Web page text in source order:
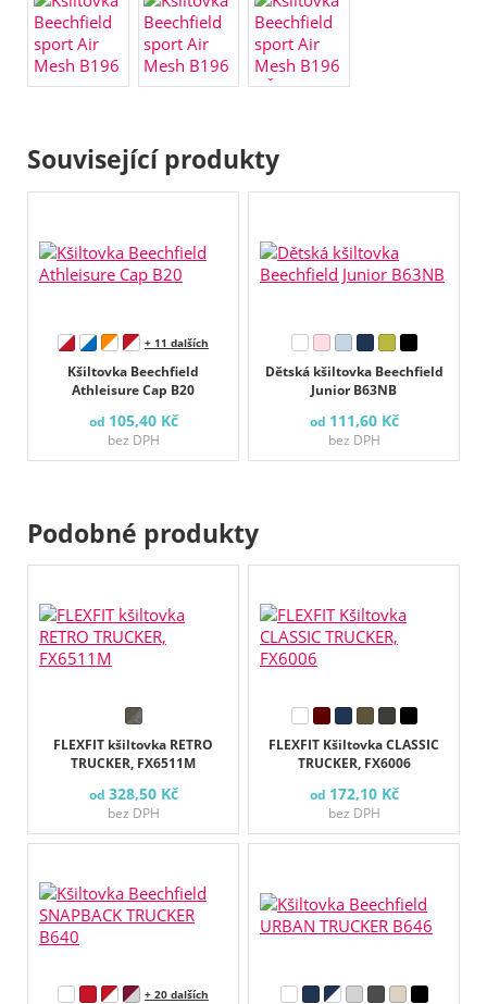
Související produkty
Kšiltovka Beechfield
Athleisure Cap B20
+ 11 dalších
od 105,40 Kč
bez DPH
Dětská kšiltovka Beechfield
Junior B63NB
od 111,60 Kč
bez DPH
Podobné produkty
FLEXFIT kšiltovka RETRO
TRUCKER, FX6511M
od 328,50 Kč
bez DPH
FLEXFIT Kšiltovka CLASSIC
TRUCKER, FX6006
od 172,10 Kč
bez DPH
+ 20 dalších